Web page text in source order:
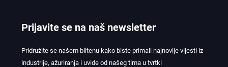
Prijavite se na naš newsletter
Pridružite se našem biltenu kako biste primali najnovije vijesti iz
industrije, ažuriranja i uvide od našeg tima u tvrtki